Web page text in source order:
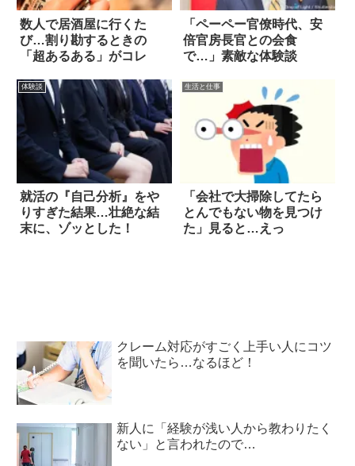
数人で居酒屋に行くた
び…割り勘するときの
「超あるある」がコレ
「ペーペー官僚時代、安
倍官房長官との会食
で…」素敵な体験談
体験談
就活の『自己分析』をや
りすぎた結果…壮絶な結
末に、ゾッとした！
生活と仕事
「会社で大掃除してたら
とんでもない物を見つけ
た」見ると…えっ
クレーム対応がすごく上手い人にコツ
を聞いたら…なるほど！
新人に「経験が浅い人から教わりたく
ない」と言われたので…